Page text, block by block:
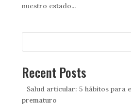
nuestro estado...
Recent Posts
Salud articular: 5 hábitos para
prematuro